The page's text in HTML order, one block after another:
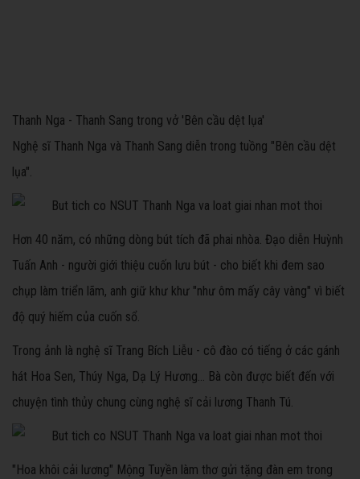
Thanh Nga - Thanh Sang trong vở 'Bên cầu dệt lụa'
Nghệ sĩ Thanh Nga và Thanh Sang diễn trong tuồng "Bên cầu dệt
lụa".
Hơn 40 năm, có những dòng bút tích đã phai nhòa. Đạo diễn Huỳnh
Tuấn Anh - người giới thiệu cuốn lưu bút - cho biết khi đem sao
chụp làm triển lãm, anh giữ khư khư "như ôm mấy cây vàng" vì biết
độ quý hiếm của cuốn sổ.
Trong ảnh là nghệ sĩ Trang Bích Liễu - cô đào có tiếng ở các gánh
hát Hoa Sen, Thúy Nga, Dạ Lý Hương... Bà còn được biết đến với
chuyện tình thủy chung cùng nghệ sĩ cải lương Thanh Tú.
"Hoa khôi cải lương" Mộng Tuyền làm thơ gửi tặng đàn em trong